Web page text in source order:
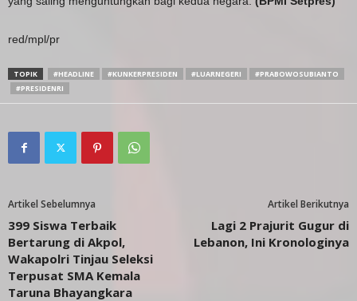
red/mpl/pr
TOPIK #HEADLINE #KUNKERPRESIDEN #LUARNEGERI
#PRABOWOSUBIANTO
#PRESIDENRI
Artikel Sebelumnya
399 Siswa Terbaik
Bertarung di Akpol,
Wakapolri Tinjau Seleksi
Terpusat SMA Kemala
Taruna Bhayangkara
Artikel Berikutnya
Lagi 2 Prajurit Gugur di
Lebanon, Ini Kronologinya